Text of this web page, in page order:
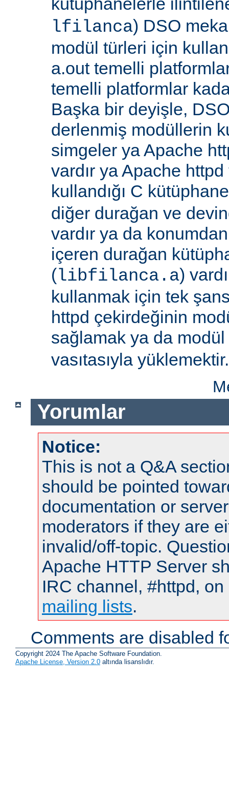
lfilanca) DSO
modül türleri için
a.out temelli
temelli platformlar
Başka bir deyişle,
derlenmiş modüllerin
simgeler ya Apache
vardır ya Apache
kullandığı C
diğer durağan ve
vardır ya da
içeren durağan
(libfilanca.a)
kullanmak için tek
httpd çekirdeğinin
sağlamak ya da
vasıtasıyla yüklemektir.
Yorumlar
Notice:
This is not a Q&A
should be pointed
documentation or
moderators if they are
invalid/off-topic.
Apache HTTP Server
IRC channel, #httpd,
mailing lists.
Comments are disabled
Copyright 2024 The Apache Software Foundation.
Apache License, Version 2.0 altında lisanslıdır.